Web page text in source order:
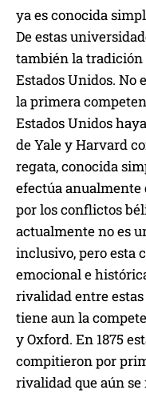
ya es conocida
De estas
también la tradición
Estados Unidos. No
la primera
Estados Unidos
de Yale y Harvard
regata, conocida
efectúa anualmente
por los conflictos
actualmente no es
inclusivo, pero esta
emocional e
rivalidad entre
tiene aun la
y Oxford. En 1875
compitieron por
rivalidad que aún